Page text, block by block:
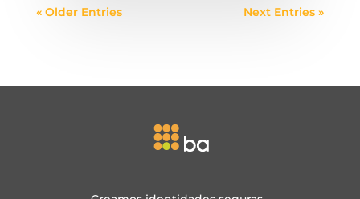
« Older Entries Next Entries »